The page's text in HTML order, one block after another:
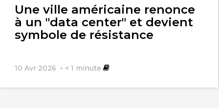
Une ville américaine renonce
à un "data center" et devient
symbole de résistance
10 Avr 2026 < 1 minute